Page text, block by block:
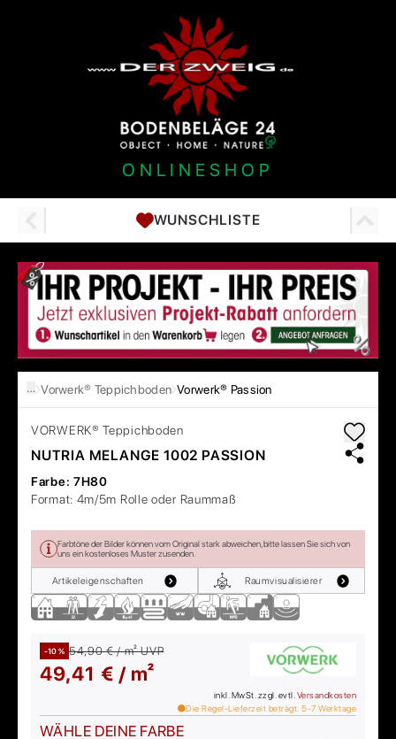
ONLINESHOP
WUNSCHLISTE
… Vorwerk® Teppichboden Vorwerk® Passion
VORWERK® Teppichboden
NUTRIA MELANGE 1002 PASSION
Farbe: 7H80
Format: 4m/5m Rolle oder Raummaß
Farbtöne der Bilder können vom Original stark abweichen, bitte lassen Sie sich von
uns ein kostenloses Muster zusenden.
Artikeleigenschaften Raumvisualisierer
-10 % 54,90 € / m²UVP
49,41 € / m²
inkl. MwSt. zzgl. evtl. Versandkosten
Die Regel-Lieferzeit beträgt: 5-7 Werktage
WÄHLE DEINE FARBE